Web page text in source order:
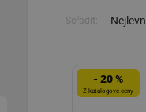
Seřadit:
- 20 %
Z katalogové ceny